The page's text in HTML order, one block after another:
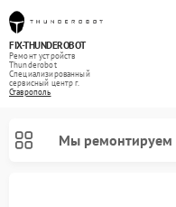
FIX-THUNDEROBOT
Ремонт устройств
Thunderobot
Специализированный
cервисный центр г.
Ставрополь
Мы ремонтируем